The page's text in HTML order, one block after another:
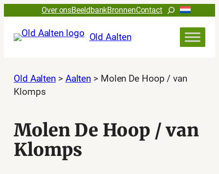
Over onsBeeldbankBronnenContactZoeken
Old Aalten
Old Aalten > Aalten > Molen De Hoop / van
Klomps
Molen De Hoop / van
Klomps